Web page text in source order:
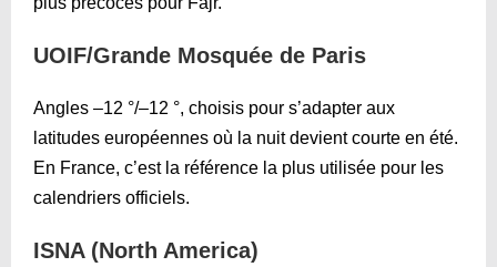
UOIF/Grande Mosquée de Paris
Angles –12 °/–12 °, choisis pour s’adapter aux
latitudes européennes où la nuit devient courte en été.
En France, c’est la référence la plus utilisée pour les
calendriers officiels.
ISNA (North America)